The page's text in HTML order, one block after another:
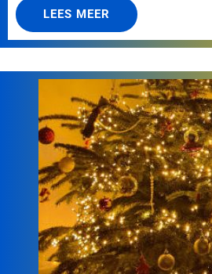
LEES MEER